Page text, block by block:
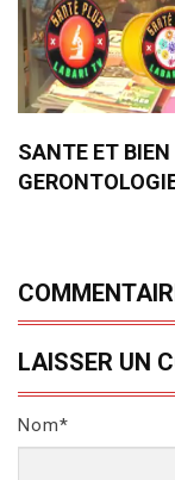
SANTE ET
LAISSER UN
Nom*